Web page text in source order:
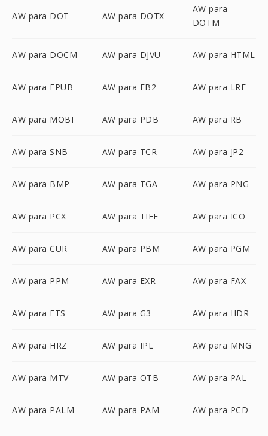
AW para DOT AW para DOTX
AW para
DOTM
AW para DOCM AW para DJVU AW para HTML
AW para EPUB AW para FB2 AW para LRF
AW para MOBI AW para PDB AW para RB
AW para SNB AW para TCR AW para JP2
AW para BMP AW para TGA AW para PNG
AW para PCX AW para TIFF AW para ICO
AW para CUR AW para PBM AW para PGM
AW para PPM AW para EXR AW para FAX
AW para FTS AW para G3 AW para HDR
AW para HRZ AW para IPL AW para MNG
AW para MTV AW para OTB AW para PAL
AW para PALM AW para PAM AW para PCD